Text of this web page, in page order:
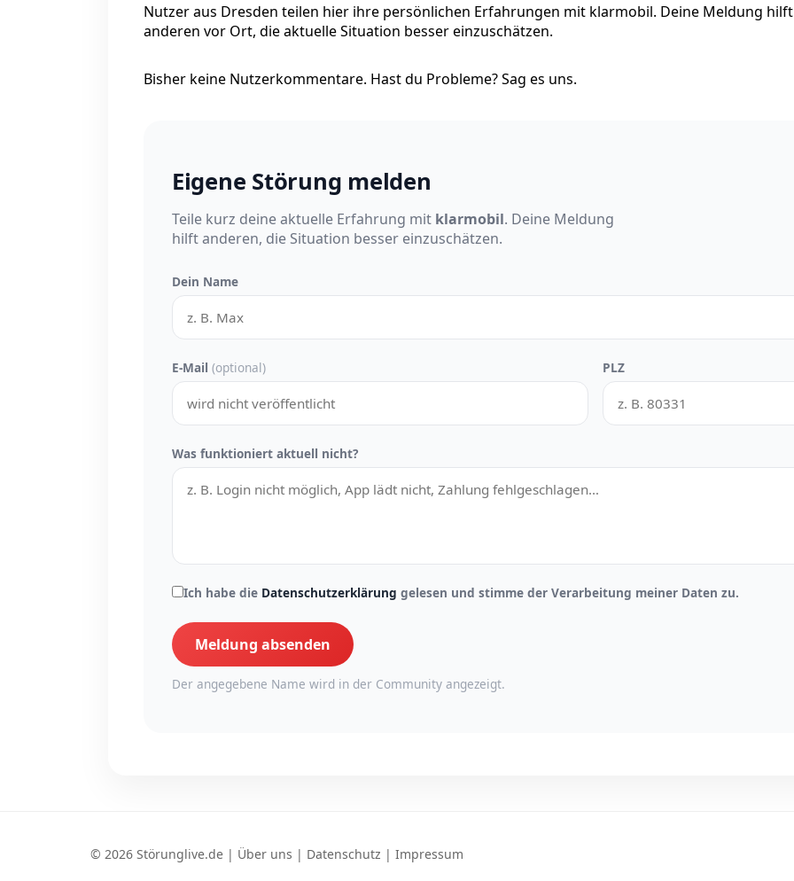
Nutzer aus Dresden teilen hier ihre persönlichen Erfahrungen mit klarmobil. Deine Meldung hilft
anderen vor Ort, die aktuelle Situation besser einzuschätzen.
Bisher keine Nutzerkommentare. Hast du Probleme? Sag es uns.
Eigene Störung melden
Teile kurz deine aktuelle Erfahrung mit klarmobil. Deine Meldung
hilft anderen, die Situation besser einzuschätzen.
Dein Name
E-Mail (optional) PLZ
Was funktioniert aktuell nicht?
Ich habe die Datenschutzerklärung gelesen und stimme der Verarbeitung meiner Daten zu.
Meldung absenden
Der angegebene Name wird in der Community angezeigt.
© 2026 Störunglive.de | Über uns | Datenschutz | Impressum